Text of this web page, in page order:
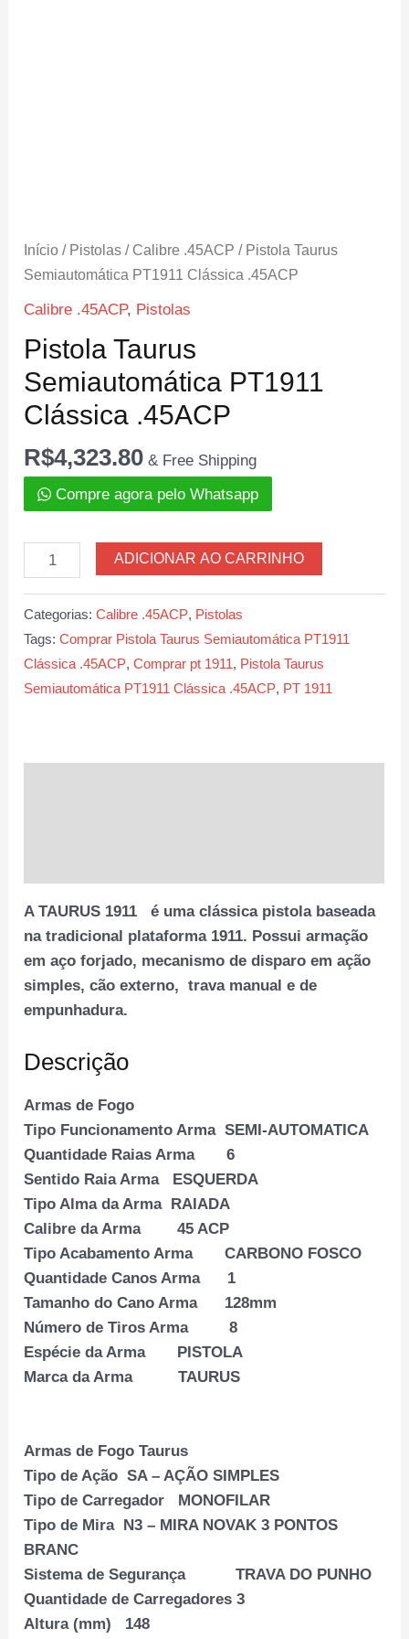
Início / Pistolas / Calibre .45ACP / Pistola Taurus
Semiautomática PT1911 Clássica .45ACP
Calibre .45ACP, Pistolas
Pistola Taurus
Semiautomática PT1911
Clássica .45ACP
R$4,323.80 & Free Shipping
Compre agora pelo Whatsapp
Pistola
Taurus
PT1911
Clássica
ADICIONAR AO CARRINHO
Categorias:Calibre .45ACP, Pistolas
Tags:Comprar Pistola Taurus Semiautomática PT1911
Clássica .45ACP,Comprar pt 1911, Pistola Taurus
Semiautomática PT1911 Clássica .45ACP, PT 1911
A TAURUS 1911 é uma clássica pistola baseada
na tradicional plataforma 1911. Possui armação
em aço forjado, mecanismo de disparo em ação
simples, cão externo, trava manual e de
empunhadura.
Descrição
Armas de Fogo
Tipo Funcionamento Arma SEMI-AUTOMATICA
Quantidade Raias Arma 6
Sentido Raia Arma ESQUERDA
Tipo Alma da Arma RAIADA
Calibre da Arma 45 ACP
Tipo Acabamento Arma CARBONO FOSCO
Quantidade Canos Arma 1
Tamanho do Cano Arma 128mm
Número de Tiros Arma 8
Espécie da Arma PISTOLA
Marca da Arma TAURUS
Armas de Fogo Taurus
Tipo de Ação SA – AÇÃO SIMPLES
Tipo de Carregador MONOFILAR
Tipo de Mira N3 – MIRA NOVAK 3 PONTOS
BRANC
Sistema de Segurança TRAVA DO PUNHO
Quantidade de Carregadores 3
Altura (mm) 148